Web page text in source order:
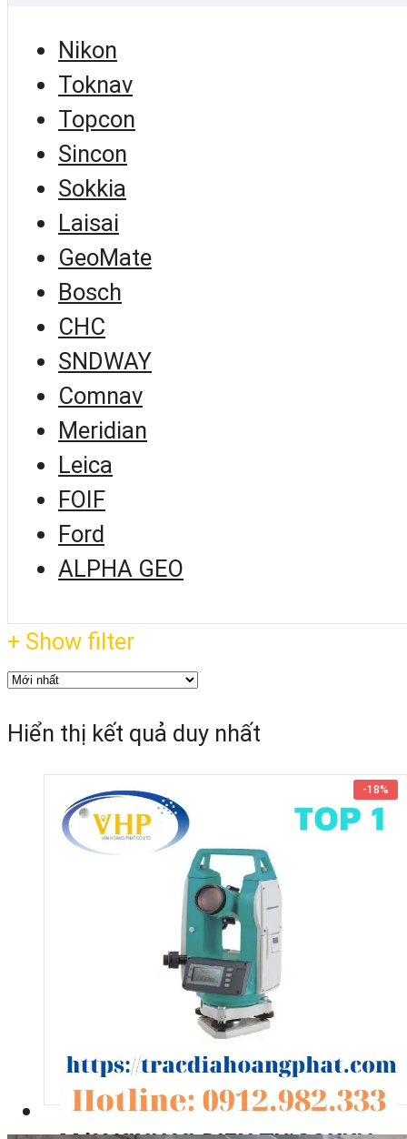
Nikon
Toknav
Topcon
Sincon
Sokkia
Laisai
GeoMate
Bosch
CHC
SNDWAY
Comnav
Meridian
Leica
FOIF
Ford
ALPHA GEO
+ Show filter
Hiển thị kết quả duy nhất
-18%